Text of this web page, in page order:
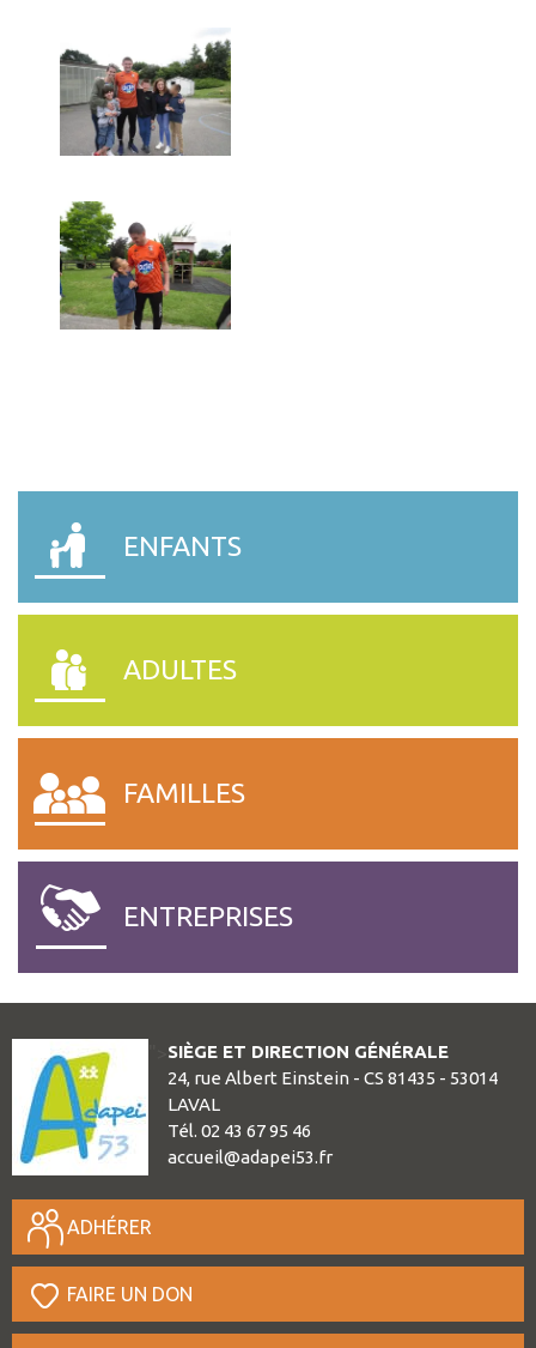
ENFANTS
ADULTES
FAMILLES
ENTREPRISES
SIÈGE ET DIRECTION GÉNÉRALE
24, rue Albert Einstein - CS 81435 - 53014
LAVAL
Tél. 02 43 67 95 46
accueil@adapei53.fr
ADHÉRER
FAIRE UN DON